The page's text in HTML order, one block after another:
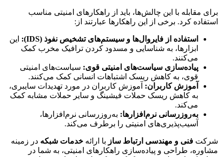
برای مقابله با این چالش‌ها، باید از راهکارهای امنیتی مناسب
استفاده کرد. برخی از این راهکارها عبارتند از:
استفاده از فایروال‌ها و سیستم‌های تشخیص نفوذ (IDS):
این
ابزارها، به شناسایی و مسدود کردن ترافیک مخرب کمک
می‌کنند.
پیاده‌سازی سیاست‌های امنیتی قوی: سیاست‌های امنیتی
قوی، به کاهش ریسک اشتباهات انسانی کمک می‌کنند.
آموزش کاربران: آموزش کاربران در مورد تهدیدات سایبری،
به کاهش ریسک حملات فیشینگ و سایر حملات مشابه کمک
می‌کند.
به‌روزرسانی نرم‌افزارها: به‌روزرسانی نرم‌افزارها،
آسیب‌پذیری‌های امنیتی را برطرف می‌کند.
شرکت فنی و مهندسی ارتباط ساز با ارائه خدمات شبکه در زمینه
مشاوره، طراحی و پیاده‌سازی راهکارهای امنیتی، به شما در